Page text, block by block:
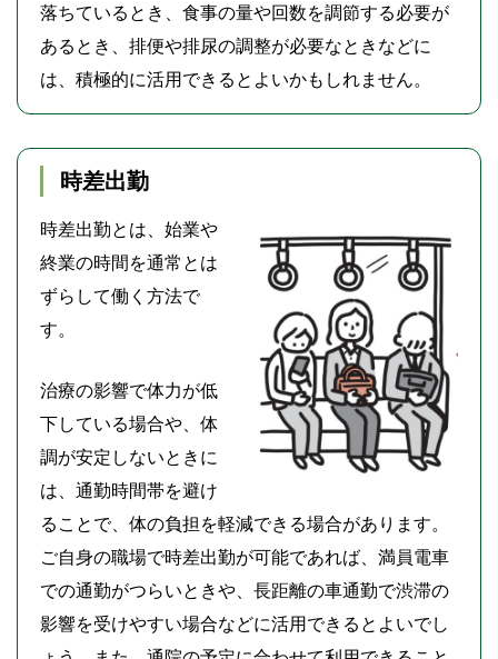
落ちているとき、食事の量や回数を調節する必要が
あるとき、排便や排尿の調整が必要なときなどに
は、積極的に活用できるとよいかもしれません。
時差出勤
時差出勤とは、始業や
終業の時間を通常とは
ずらして働く方法で
す。
治療の影響で体力が低
下している場合や、体
調が安定しないときに
は、通勤時間帯を避け
ることで、体の負担を軽減できる場合があります。
ご自身の職場で時差出勤が可能であれば、満員電車
での通勤がつらいときや、長距離の車通勤で渋滞の
影響を受けやすい場合などに活用できるとよいでし